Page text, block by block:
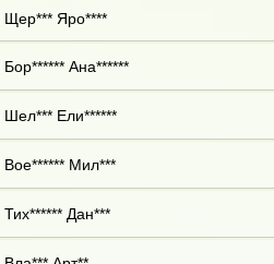
Щер*** Яро****
Бор****** Ана******
Шел*** Ели******
Вое****** Мил***
Тих****** Дан***